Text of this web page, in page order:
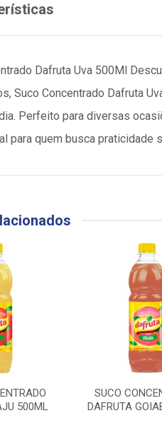
Dafruta Uva 500Ml
Suco Concentrado Dafruta
Perfeito para diversas
para quem busca praticidade
500ML
SUCO
DAFRUTA